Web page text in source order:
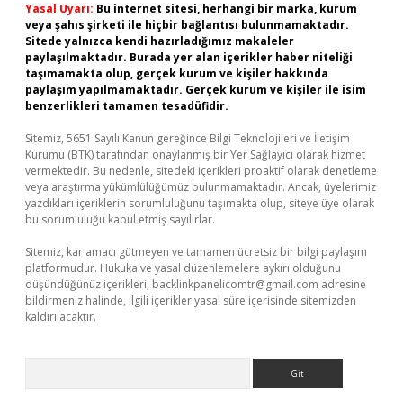
Yasal Uyarı: Bu internet sitesi, herhangi bir marka, kurum
veya şahıs şirketi ile hiçbir bağlantısı bulunmamaktadır.
Sitede yalnızca kendi hazırladığımız makaleler
paylaşılmaktadır. Burada yer alan içerikler haber niteliği
taşımamakta olup, gerçek kurum ve kişiler hakkında
paylaşım yapılmamaktadır. Gerçek kurum ve kişiler ile isim
benzerlikleri tamamen tesadüfidir.
Sitemiz, 5651 Sayılı Kanun gereğince Bilgi Teknolojileri ve İletişim
Kurumu (BTK) tarafından onaylanmış bir Yer Sağlayıcı olarak hizmet
vermektedir. Bu nedenle, sitedeki içerikleri proaktif olarak denetleme
veya araştırma yükümlülüğümüz bulunmamaktadır. Ancak, üyelerimiz
yazdıkları içeriklerin sorumluluğunu taşımakta olup, siteye üye olarak
bu sorumluluğu kabul etmiş sayılırlar.
Sitemiz, kar amacı gütmeyen ve tamamen ücretsiz bir bilgi paylaşım
platformudur. Hukuka ve yasal düzenlemelere aykırı olduğunu
düşündüğünüz içerikleri, backlinkpanelicomtr@gmail.com adresine
bildirmeniz halinde, ilgili içerikler yasal süre içerisinde sitemizden
kaldırılacaktır.